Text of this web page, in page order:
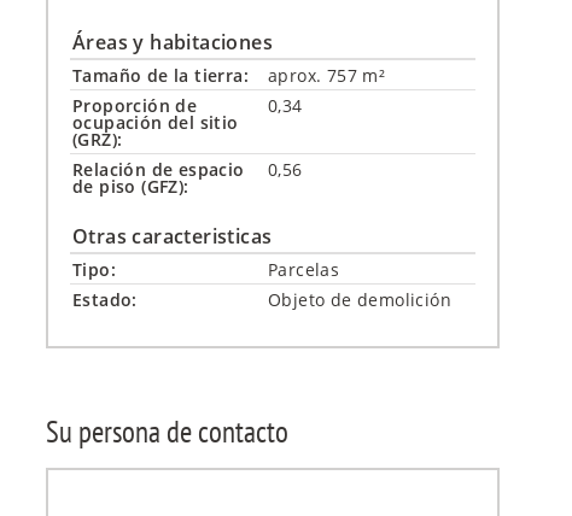
Áreas y habitaciones
Tamaño de la tierra:
aprox. 757 m²
Proporción de
ocupación del sitio
(GRZ):
0,34
Relación de espacio
de piso (GFZ):
0,56
Otras caracteristicas
Tipo:
Parcelas
Estado:
Objeto de demolición
Su persona de contacto